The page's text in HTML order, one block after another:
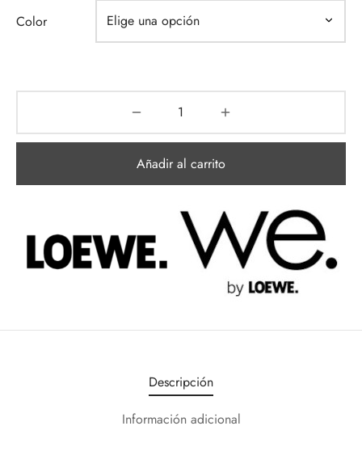
Color
Añadir al carrito
Descripción
Información adicional